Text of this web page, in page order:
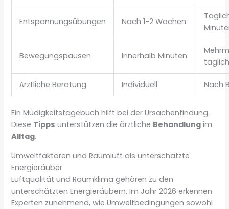
Entspannungsübungen Nach 1-2 Wochen
Bewegungspausen Innerhalb Minuten
Ärztliche Beratung Individuell Nach
Ein Müdigkeitstagebuch hilft bei der Ursachenfindung.
Diese Tipps unterstützen die ärztliche Behandlung im
Alltag.
Umweltfaktoren und Raumluft als unterschätzte
Energieräuber
Luftqualität und Raumklima gehören zu den
unterschätzten Energieräubern. Im Jahr 2026 erkennen
Experten zunehmend, wie Umweltbedingungen sowohl